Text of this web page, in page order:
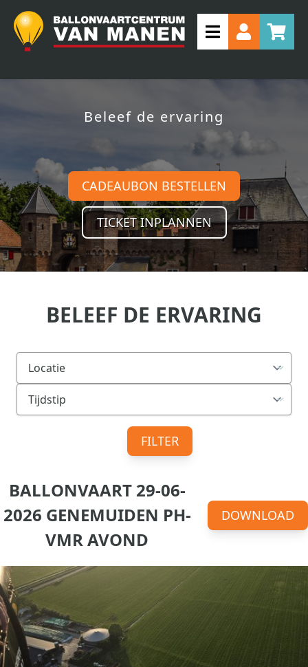
Beleef de ervaring
CADEAUBON BESTELLEN
TICKET INPLANNEN
BELEEF DE ERVARING
FILTER
BALLONVAART 29-06-
2026 GENEMUIDEN PH-
VMR AVOND
DOWNLOAD